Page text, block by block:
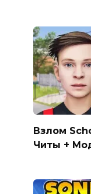
Взлом
Читы +